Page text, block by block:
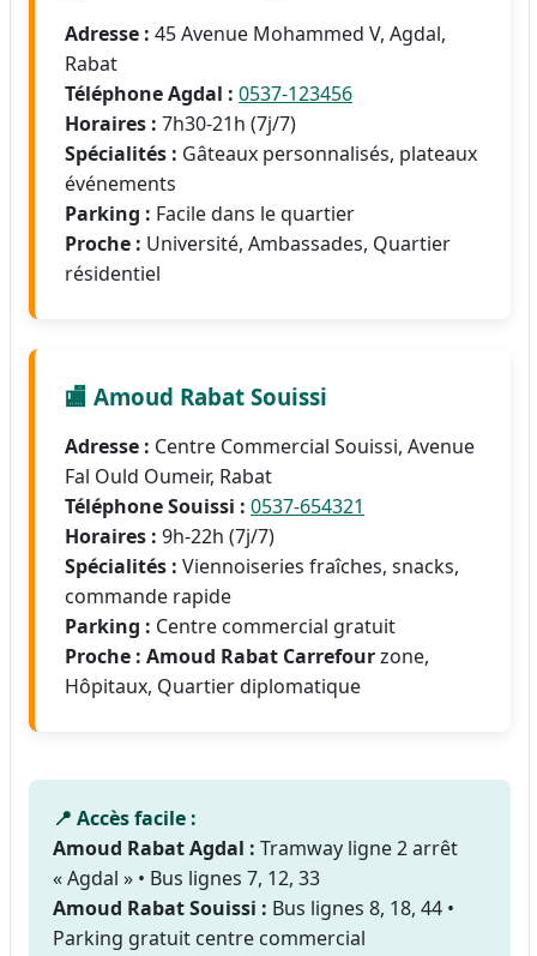
Adresse : 45 Avenue Mohammed V, Agdal,
Rabat
Téléphone Agdal : 0537-123456
Horaires : 7h30-21h (7j/7)
Spécialités : Gâteaux personnalisés, plateaux
événements
Parking : Facile dans le quartier
Proche : Université, Ambassades, Quartier
résidentiel
🏬 Amoud Rabat Souissi
Adresse : Centre Commercial Souissi, Avenue
Fal Ould Oumeir, Rabat
Téléphone Souissi : 0537-654321
Horaires : 9h-22h (7j/7)
Spécialités : Viennoiseries fraîches, snacks,
commande rapide
Parking : Centre commercial gratuit
Proche : Amoud Rabat Carrefourzone,
Hôpitaux, Quartier diplomatique
📍 Accès facile :
Amoud Rabat Agdal : Tramway ligne 2 arrêt
« Agdal » • Bus lignes 7, 12, 33
Amoud Rabat Souissi : Bus lignes 8, 18, 44 •
Parking gratuit centre commercial